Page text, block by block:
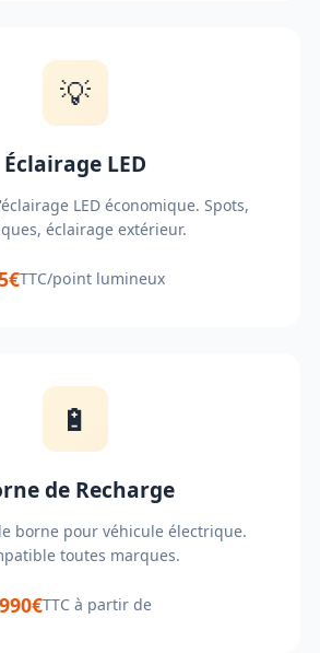
💡
Éclairage LED
LED économique. Spots,
éclairage extérieur.
TTC/point lumineux
🔋
de Recharge
borne pour véhicule électrique.
toutes marques.
990€TTC à partir de